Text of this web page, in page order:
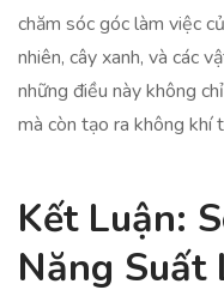
chăm sóc góc làm việc
nhiên, cây xanh, và các
những điều này không
mà còn tạo ra không khí
Kết Luận:
Năng Suất